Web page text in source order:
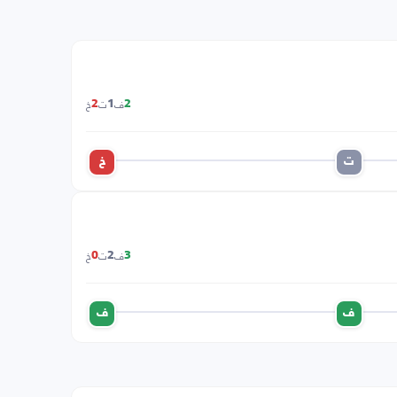
2ف 1ت2خ
ت خ
3ف2ت0خ
ف ف